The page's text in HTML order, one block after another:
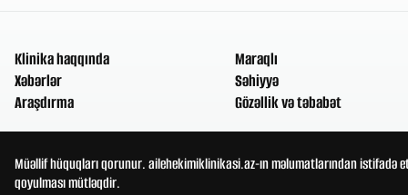
Klinika haqqında
Xəbərlər
Araşdırma
Maraqlı
Səhiyyə
Gözəllik və təbabət
Müəllif hüquqları qorunur. ailehekimiklinikasi.az-ın məlumatlarından
qoyulması mütləqdir.